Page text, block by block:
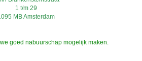
1 t/m 29
MB Amsterdam
goed nabuurschap mogelijk maken.